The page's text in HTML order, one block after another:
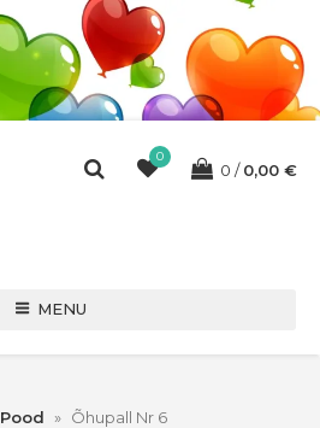
0
0 0,00 €
MENU
Pood » Õhupall Nr 6